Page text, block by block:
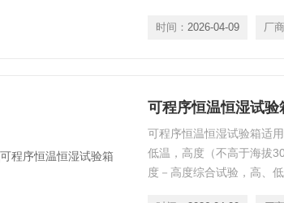
时间： 2026-04-09 厂
可程序恒温恒湿试验
可程序恒温恒湿试验箱适
低温，高度（不高于海拔
度－高度综合试验，高、